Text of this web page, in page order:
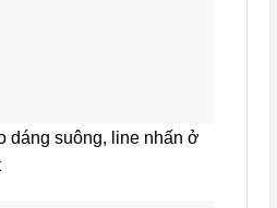
dáng suông, line nhấn ở